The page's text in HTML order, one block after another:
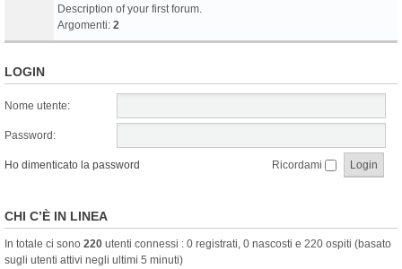
Description of your first forum.
Argomenti: 2
LOGIN
Nome utente:
Password:
Ho dimenticato la password Ricordami
CHI C’È IN LINEA
In totale ci sono 220 utenti connessi : 0 registrati, 0 nascosti e 220 ospiti (basato
sugli utenti attivi negli ultimi 5 minuti)